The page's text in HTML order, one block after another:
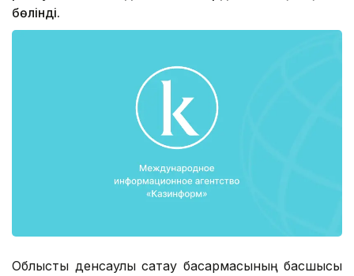
бөлінді.
Облыстық денсаулық сақтау басқармасының басшысы